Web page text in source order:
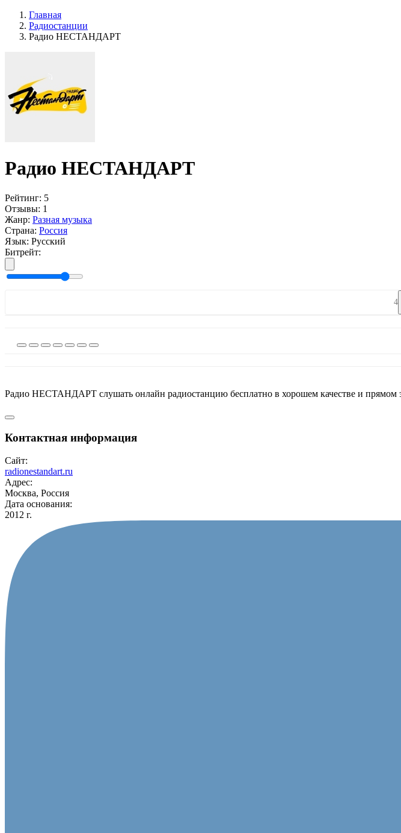
Главная
Радиостанции
Радио НЕСТАНДАРТ
Радио НЕСТАНДАРТ
Рейтинг: 5
Отзывы: 1
Жанр: Разная музыка
Страна: Россия
Язык: Русский
Битрейт:
4
Радио НЕСТАНДАРТ слушать онлайн радиостанцию бесплатно в хорошем качестве и прямом
Контактная информация
Сайт:
radionestandart.ru
Адрес:
Москва, Россия
Дата основания:
2012 г.